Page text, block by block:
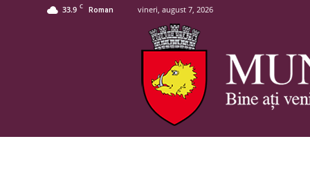
33.9 C Roman vineri, august 7, 2026